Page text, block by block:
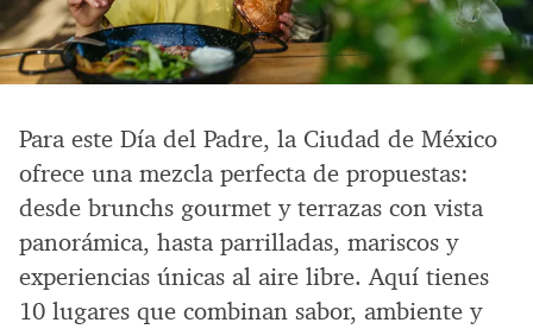
Para este Día del Padre, la Ciudad de México
ofrece una mezcla perfecta de propuestas:
desde brunchs gourmet y terrazas con vista
panorámica, hasta parrilladas, mariscos y
experiencias únicas al aire libre. Aquí tienes
10 lugares que combinan sabor, ambiente y